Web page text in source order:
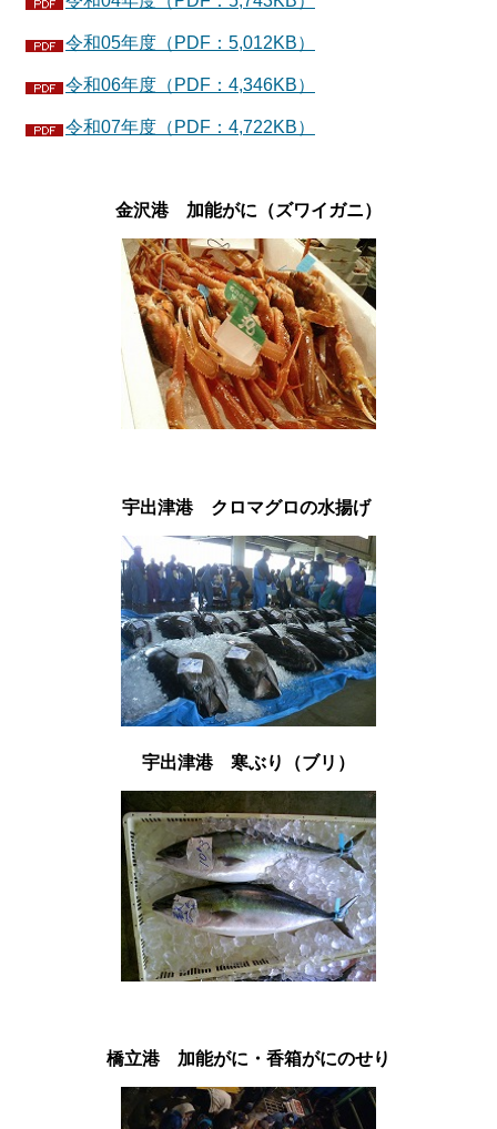
令和05年度（PDF：5,012KB）
令和06年度（PDF：4,346KB）
令和07年度（PDF：4,722KB）
金沢港 加能がに（ズワイガニ）
宇出津港 クロマグロの水揚げ
宇出津港 寒ぶり（ブリ）
橋立港 加能がに・香箱がにのせり